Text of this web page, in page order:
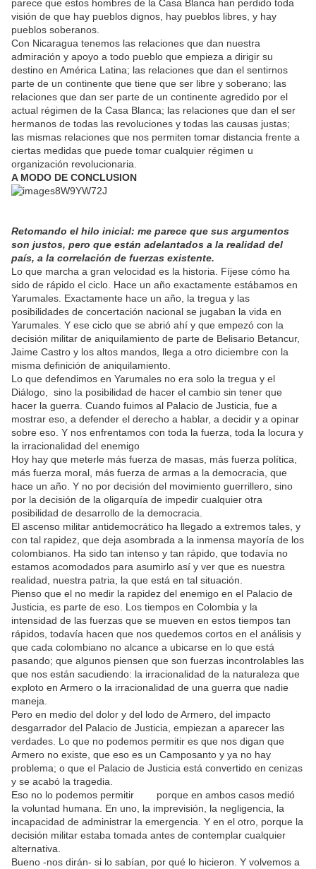
parece que estos hombres de la Casa Blanca han perdido toda
visión de que hay pueblos dignos, hay pueblos libres, y hay
pueblos soberanos.
Con Nicaragua tenemos las relaciones que dan nuestra
admiración y apoyo a todo pueblo que empieza a dirigir su
destino en América Latina; las relaciones que dan el sentirnos
parte de un continente que tiene que ser libre y soberano; las
relaciones que dan ser parte de un continente agredido por el
actual régimen de la Casa Blanca; las relaciones que dan el ser
hermanos de todas las revoluciones y todas las causas justas;
las mismas relaciones que nos permiten tomar distancia frente a
ciertas medidas que puede tomar cualquier régimen u
organización revolucionaria.
A MODO DE CONCLUSION
Retomando el hilo inicial: me parece que sus argumentos
son justos, pero que están adelantados a la realidad del
país, a la correlación de fuerzas existente.
Lo que marcha a gran velocidad es la historia. Fíjese cómo ha
sido de rápido el ciclo. Hace un año exactamente estábamos en
Yarumales. Exactamente hace un año, la tregua y las
posibilidades de concertación nacional se jugaban la vida en
Yarumales. Y ese ciclo que se abrió ahí y que empezó con la
decisión militar de aniquilamiento de parte de Belisario Betancur,
Jaime Castro y los altos mandos, llega a otro diciembre con la
misma definición de aniquilamiento.
Lo que defendimos en Yarumales no era solo la tregua y el
Diálogo, sino la posibilidad de hacer el cambio sin tener que
hacer la guerra. Cuando fuimos al Palacio de Justicia, fue a
mostrar eso, a defender el derecho a hablar, a decidir y a opinar
sobre eso. Y nos enfrentamos con toda la fuerza, toda la locura y
la irracionalidad del enemigo
Hoy hay que meterle más fuerza de masas, más fuerza política,
más fuerza moral, más fuerza de armas a la democracia, que
hace un año. Y no por decisión del movimiento guerrillero, sino
por la decisión de la oligarquía de impedir cualquier otra
posibilidad de desarrollo de la democracia.
El ascenso militar antidemocrático ha llegado a extremos tales, y
con tal rapidez, que deja asombrada a la inmensa mayoría de los
colombianos. Ha sido tan intenso y tan rápido, que todavía no
estamos acomodados para asumirlo así y ver que es nuestra
realidad, nuestra patria, la que está en tal situación.
Pienso que el no medir la rapidez del enemigo en el Palacio de
Justicia, es parte de eso. Los tiempos en Colombia y la
intensidad de las fuerzas que se mueven en estos tiempos tan
rápidos, todavía hacen que nos quedemos cortos en el análisis y
que cada colombiano no alcance a ubicarse en lo que está
pasando; que algunos piensen que son fuerzas incontrolables las
que nos están sacudiendo: la irracionalidad de la naturaleza que
exploto en Armero o la irracionalidad de una guerra que nadie
maneja.
Pero en medio del dolor y del lodo de Armero, del impacto
desgarrador del Palacio de Justicia, empiezan a aparecer las
verdades. Lo que no podemos permitir es que nos digan que
Armero no existe, que eso es un Camposanto y ya no hay
problema; o que el Palacio de Justicia está convertido en cenizas
y se acabó la tragedia.
Eso no lo podemos permitir porque en ambos casos medió
la voluntad humana. En uno, la imprevisión, la negligencia, la
incapacidad de administrar la emergencia. Y en el otro, porque la
decisión militar estaba tomada antes de contemplar cualquier
alternativa.
Bueno -nos dirán- si lo sabían, por qué lo hicieron. Y volvemos a